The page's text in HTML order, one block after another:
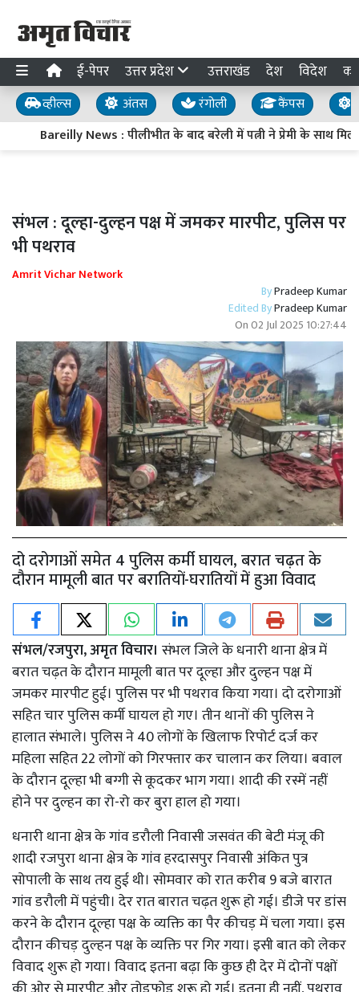
ई-पेपर उत्तर प्रदेश उत्तराखंड देश विदेश
व्हील्स अंतस रंगोली कैंपस
Bareilly News : पीलीभीत के बाद बरेली में पत्नी ने प्रेमी के साथ
संभल : दूल्हा-दुल्हन पक्ष में जमकर मारपीट, पुलिस पर
भी पथराव
Amrit Vichar Network
ByPradeep Kumar
Edited ByPradeep Kumar
On02 Jul 2025 10:27:44
दो दरोगाओं समेत 4 पुलिस कर्मी घायल, बरात चढ़त के
दौरान मामूली बात पर बरातियों-घरातियों में हुआ विवाद
संभल/रजपुरा, अमृत विचार। संभल जिले के धनारी थाना क्षेत्र में
बरात चढ़त के दौरान मामूली बात पर दूल्हा और दुल्हन पक्ष में
जमकर मारपीट हुई। पुलिस पर भी पथराव किया गया। दो दरोगाओं
सहित चार पुलिस कर्मी घायल हो गए। तीन थानों की पुलिस ने
हालात संभाले। पुलिस ने 40 लोगों के खिलाफ रिपोर्ट दर्ज कर
महिला सहित 22 लोगों को गिरफ्तार कर चालान कर लिया। बवाल
के दौरान दूल्हा भी बग्गी से कूदकर भाग गया। शादी की रस्में नहीं
होने पर दुल्हन का रो-रो कर बुरा हाल हो गया।
धनारी थाना क्षेत्र के गांव डरौली निवासी जसवंत की बेटी मंजू की
शादी रजपुरा थाना क्षेत्र के गांव हरदासपुर निवासी अंकित पुत्र
सोपाली के साथ तय हुई थी। सोमवार को रात करीब 9 बजे बारात
गांव डरौली में पहुंची। देर रात बारात चढ़त शुरू हो गई। डीजे पर डांस
करने के दौरान दूल्हा पक्ष के व्यक्ति का पैर कीचड़ में चला गया। इस
दौरान कीचड़ दुल्हन पक्ष के व्यक्ति पर गिर गया। इसी बात को लेकर
विवाद शुरू हो गया। विवाद इतना बढ़ा कि कुछ ही देर में दोनों पक्षों